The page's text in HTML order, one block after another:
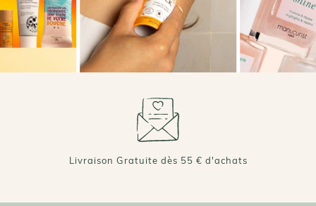
Livraison Gratuite dès 55 € d'achats